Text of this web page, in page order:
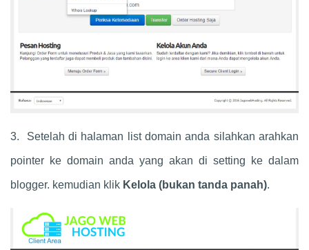
3. Setelah di halaman list domain anda silahkan arahkan
pointer ke domain anda yang akan di setting ke dalam
blogger. kemudian klik Kelola (bukan tanda panah).